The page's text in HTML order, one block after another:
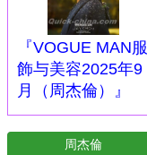
『VOGUE MAN服
飾与美容2025年9
月（周杰倫）』
周杰倫